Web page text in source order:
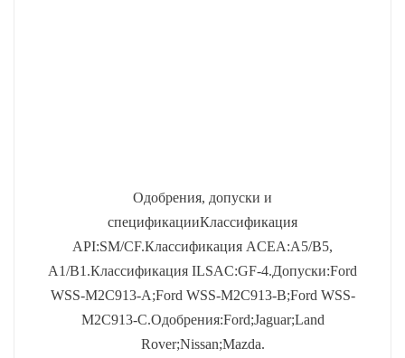
Одобрения, допуски и
спецификацииКлассификация
API:SM/CF.Классификация ACEA:A5/B5,
A1/B1.Классификация ILSAC:GF-4.Допуски:Ford
WSS-M2C913-A;Ford WSS-M2C913-B;Ford WSS-
M2C913-C.Одобрения:Ford;Jaguar;Land
Rover;Nissan;Mazda.